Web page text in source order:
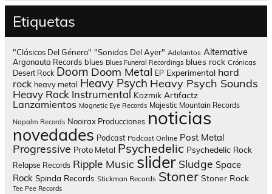
Etiquetas
"Clásicos Del Género" "Sonidos Del Ayer" Adelantos Alternative
Argonauta Records blues Blues Funeral Recordings blues rock Crónicas
Desert Rock Doom Doom Metal EP Experimental hard
rock heavy metal Heavy Psych Heavy Psych Sounds
Heavy Rock Instrumental Kozmik Artifactz
Lanzamientos Magnetic Eye Records Majestic Mountain Records
Napalm Records Nooirax Producciones noticias
novedades Podcast Podcast Online Post Metal
Progressive Proto Metal Psychedelic Psychedelic Rock
Relapse Records Ripple Music slider Sludge Space
Rock Spinda Records Stickman Records Stoner Stoner Rock
Tee Pee Records